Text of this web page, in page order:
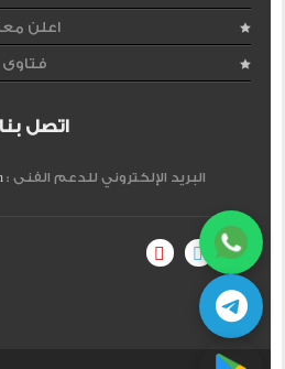
اعلن
فتاوى
اتصل بنا
البريد الإلكتروني للدعم الفنى :